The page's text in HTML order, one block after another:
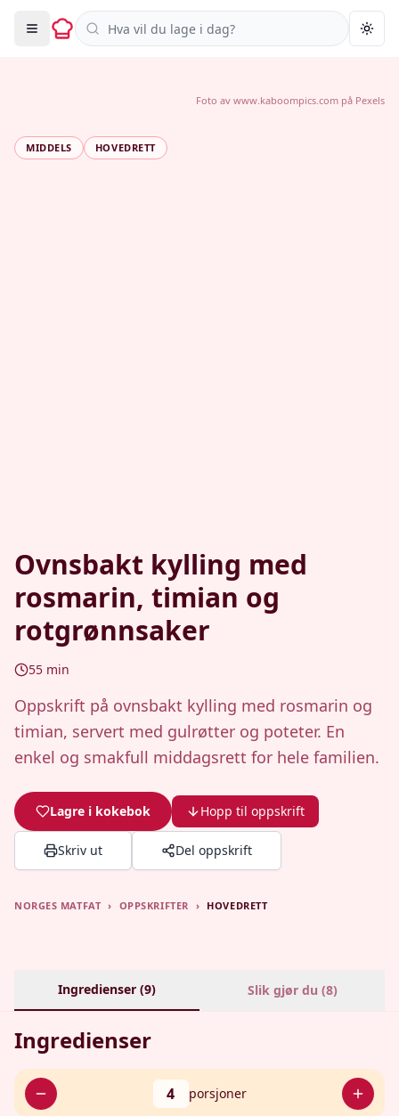
Søk i oppskrifter
MIDDELS HOVEDRETT
Ovnsbakt kylling med
rosmarin, timian og
rotgrønnsaker
55 min
Oppskrift på ovnsbakt kylling med rosmarin og
timian, servert med gulrøtter og poteter. En
enkel og smakfull middagsrett for hele familien.
Lagre i kokebok Hopp til oppskrift
Skriv ut Del oppskrift
Foto av www.kaboompics.com på Pexels
NORGES MATFAT › OPPSKRIFTER › HOVEDRETT
Ingredienser (9) Slik gjør du (8)
Ingredienser
4 porsjoner